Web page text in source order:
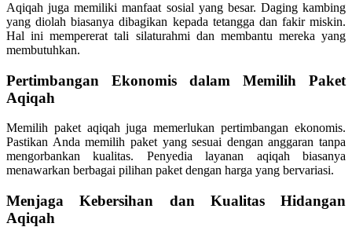
Aqiqah juga memiliki manfaat sosial yang besar. Daging kambing
yang diolah biasanya dibagikan kepada tetangga dan fakir miskin.
Hal ini mempererat tali silaturahmi dan membantu mereka yang
membutuhkan.
Pertimbangan Ekonomis dalam Memilih Paket
Aqiqah
Memilih paket aqiqah juga memerlukan pertimbangan ekonomis.
Pastikan Anda memilih paket yang sesuai dengan anggaran tanpa
mengorbankan kualitas. Penyedia layanan aqiqah biasanya
menawarkan berbagai pilihan paket dengan harga yang bervariasi.
Menjaga Kebersihan dan Kualitas Hidangan
Aqiqah